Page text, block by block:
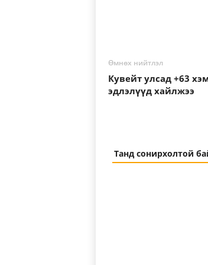
Өмнөх нийтлэл
Кувейт улсад +63
эдлэлүүд хайлжээ
Танд сонирхолтой